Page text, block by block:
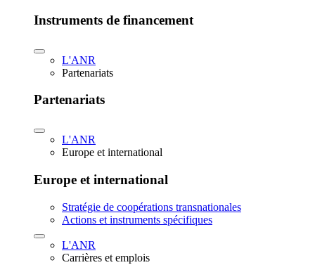
Instruments de financement
L'ANR
Partenariats
Partenariats
L'ANR
Europe et international
Europe et international
Stratégie de coopérations transnationales
Actions et instruments spécifiques
L'ANR
Carrières et emplois